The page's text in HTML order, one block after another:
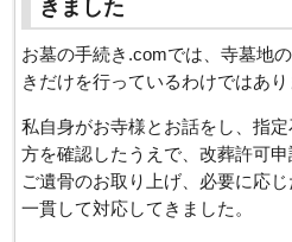
きました
お墓の手続き.comでは、寺墓地
きだけを行っているわけではあり
私自身がお寺様とお話をし、指
方を確認したうえで、改葬許可申
ご遺骨のお取り上げ、必要に応
一貫して対応してきました。